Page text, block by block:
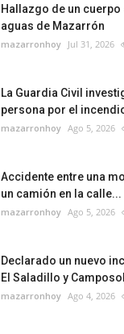
Hallazgo de un cuerpo
aguas de Mazarrón
mazarronhoy Jul 31, 2026
La Guardia Civil
persona por el
mazarronhoy Ago 5, 2026
Accidente entre una
un camión en la calle...
mazarronhoy Ago 5, 2026
Declarado un nuevo
El Saladillo y Camposol
mazarronhoy Ago 4, 2026